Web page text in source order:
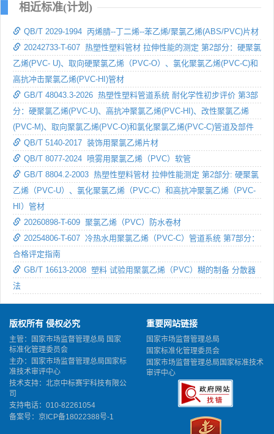
相近标准(计划)
QB/T 2029-1994 丙烯腈--丁二烯--苯乙烯/聚氯乙烯(ABS/PVC)片材
20242733-T-607 热塑性塑料管材 拉伸性能的测定 第2部分：硬聚氯
乙烯(PVC- U)、取向硬聚氯乙烯（PVC-O）、氯化聚氯乙烯(PVC-C)和
高抗冲击聚氯乙烯(PVC-HI)管材
GB/T 48043.3-2026 热塑性塑料管道系统 耐化学性初步评价 第3部
分：硬聚氯乙烯(PVC-U)、高抗冲聚氯乙烯(PVC-HI)、改性聚氯乙烯
(PVC-M)、取向聚氯乙烯(PVC-O)和氯化聚氯乙烯(PVC-C)管道及部件
QB/T 5140-2017 装饰用聚氯乙烯片材
QB/T 8077-2024 喷雾用聚氯乙烯（PVC）软管
GB/T 8804.2-2003 热塑性塑料管材 拉伸性能测定 第2部分: 硬聚氯
乙烯（PVC-U）、氯化聚氯乙烯（PVC-C）和高抗冲聚氯乙烯（PVC-
HI）管材
20260898-T-609 聚氯乙烯（PVC）防水卷材
20254806-T-607 冷热水用聚氯乙烯（PVC-C）管道系统 第7部分：
合格评定指南
GB/T 16613-2008 塑料 试验用聚氯乙烯（PVC）糊的制备 分散器
法
版权所有 侵权必究
主管：国家市场监督管理总局 国家
标准化管理委员会
主办：国家市场监督管理总局国家标
准技术审评中心
技术支持：北京中标赛宇科技有限公
司
支持电话：010-82261054
备案号： 京ICP备18022388号-1
重要网站链接
国家市场监督管理总局
国家标准化管理委员会
国家市场监督管理总局国家标准技术
审评中心